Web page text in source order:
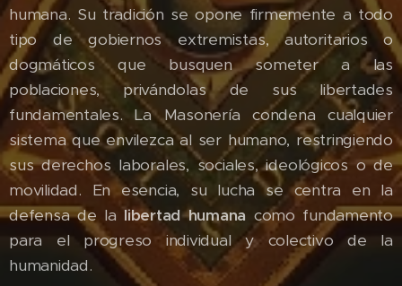
humana. Su tradición se opone firmemente a todo
tipo de gobiernos extremistas, autoritarios o
dogmáticos que busquen someter a las
poblaciones, privándolas de sus libertades
fundamentales. La Masonería condena cualquier
sistema que envilezca al ser humano, restringiendo
sus derechos laborales, sociales, ideológicos o de
movilidad. En esencia, su lucha se centra en la
defensa de la libertad humana como fundamento
para el progreso individual y colectivo de la
humanidad.